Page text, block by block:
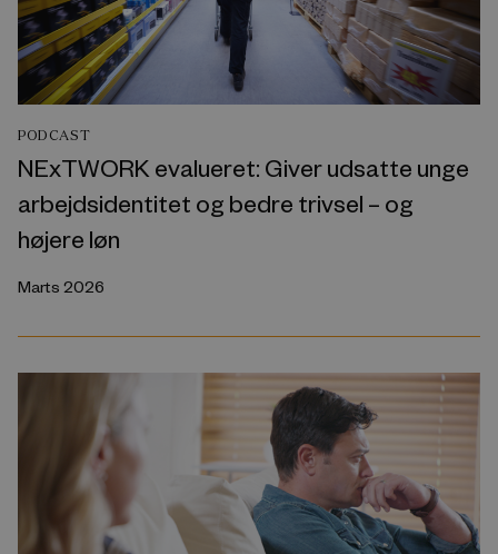
PODCAST
NExTWORK evalueret: Giver udsatte unge
arbejdsidentitet og bedre trivsel – og
højere løn
Marts 2026